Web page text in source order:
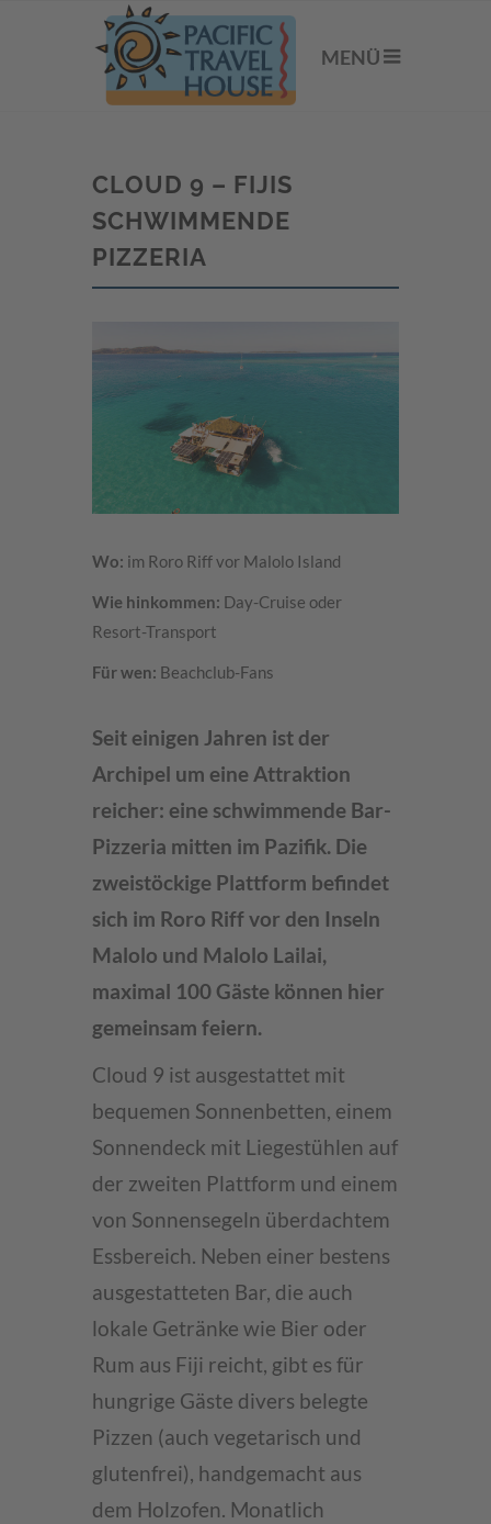
MENÜ
CLOUD 9 – FIJIS
SCHWIMMENDE
PIZZERIA
Wo: im Roro Riff vor Malolo Island
Wie hinkommen: Day-Cruise oder
Resort-Transport
Für wen: Beachclub-Fans
Seit einigen Jahren ist der
Archipel um eine Attraktion
reicher: eine schwimmende Bar-
Pizzeria mitten im Pazifik. Die
zweistöckige Plattform befindet
sich im Roro Riff vor den Inseln
Malolo und Malolo Lailai,
maximal 100 Gäste können hier
gemeinsam feiern.
Cloud 9 ist ausgestattet mit
bequemen Sonnenbetten, einem
Sonnendeck mit Liegestühlen auf
der zweiten Plattform und einem
von Sonnensegeln überdachtem
Essbereich. Neben einer bestens
ausgestatteten Bar, die auch
lokale Getränke wie Bier oder
Rum aus Fiji reicht, gibt es für
hungrige Gäste divers belegte
Pizzen (auch vegetarisch und
glutenfrei), handgemacht aus
dem Holzofen. Monatlich